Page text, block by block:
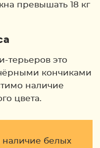
превышать 18 кг
терьеров это
кончиками
наличие
цвета.
белых